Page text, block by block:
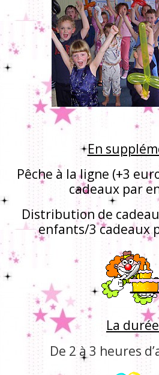
En
Pêche à la ligne (+3
cadeaux par
Distribution de
enfants/3 cadeaux
La
De 2 à 3 heures